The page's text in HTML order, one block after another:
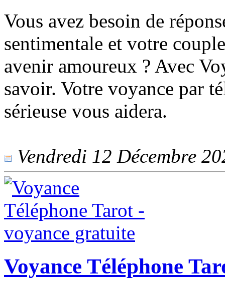
Vous avez besoin de
sentimentale et votre
avenir amoureux ? Avec
savoir. Votre voyance par
sérieuse vous aidera.
Vendredi 12 Décembre
Voyance Téléphone